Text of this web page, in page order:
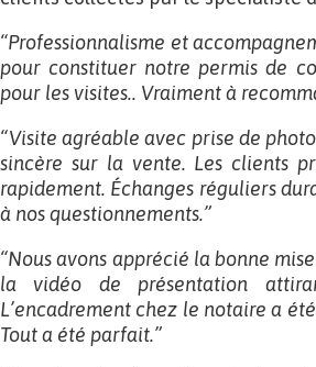
“Professionnalisme et
pour constituer notre permis de
pour les visites.. Vraiment à
“Visite agréable avec prise de
sincère sur la vente. Les clients
rapidement. Échanges réguliers
à nos questionnements.”
“Nous avons apprécié la bonne
la vidéo de présentation
L’encadrement chez le notaire a
Tout a été parfait.”